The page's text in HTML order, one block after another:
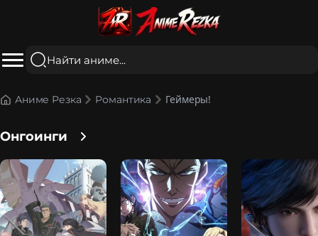
Аниме Резка Романтика Геймеры!
Онгоинги